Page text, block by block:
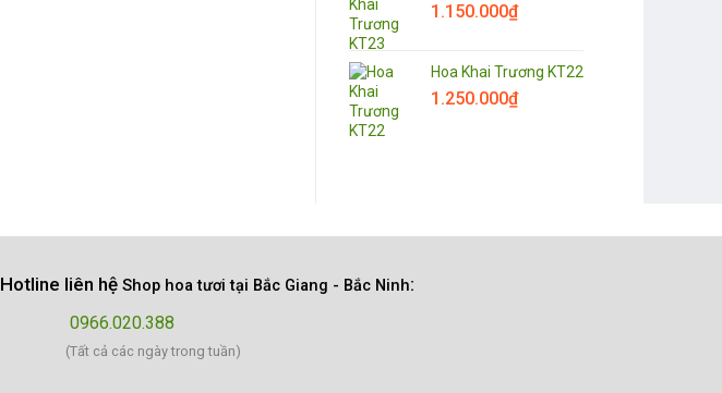
1.150.000₫
Hoa Khai Trương KT22
1.250.000₫
Hotline liên hệ Shop hoa tươi tại Bắc Giang - Bắc Ninh:
0966.020.388
(Tất cả các ngày trong tuần)